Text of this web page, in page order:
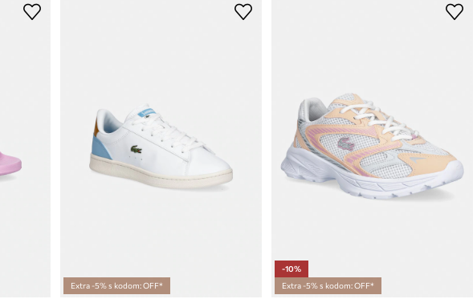
Extra -5% s kodom: OFF*
-10%
Extra -5% s kodom: OFF*